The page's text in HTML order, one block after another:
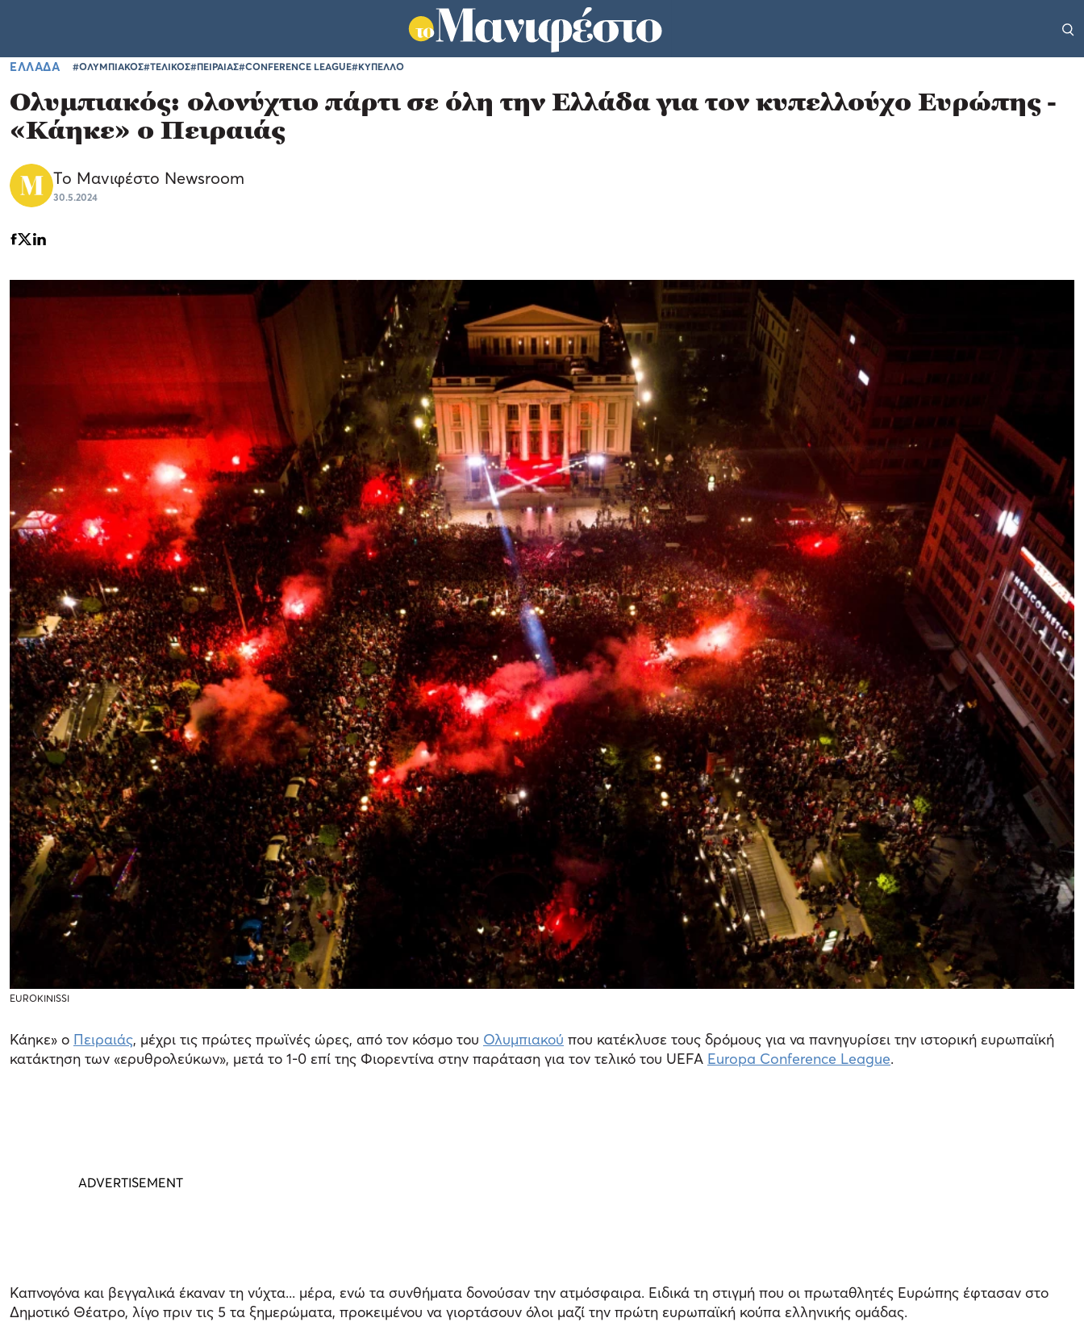
ΕΛΛΑΔΑ #ΟΛΥΜΠΙΑΚΟΣ#ΤΕΛΙΚΟΣ#ΠΕΙΡΑΙΑΣ#CONFERENCE LEAGUE#ΚΥΠΕΛΛΟ
Ολυμπιακός: ολονύχτιο πάρτι σε όλη την Ελλάδα για τον κυπελλούχο Ευρώπης -
«Κάηκε» ο Πειραιάς
Το Μανιφέστο Newsroom
30.5.2024
EUROKINISSI
Κάηκε» ο Πειραιάς, μέχρι τις πρώτες πρωϊνές ώρες, από τον κόσμο του Ολυμπιακού που κατέκλυσε τους δρόμους για να πανηγυρίσει την ιστορική ευρωπαϊκή
κατάκτηση των «ερυθρολεύκων», μετά το 1-0 επί της Φιορεντίνα στην παράταση για τον τελικό του UEFA Europa Conference League.
Καπνογόνα και βεγγαλικά έκαναν τη νύχτα... μέρα, ενώ τα συνθήματα δονούσαν την ατμόσφαιρα. Ειδικά τη στιγμή που οι πρωταθλητές Ευρώπης έφτασαν στο
Δημοτικό Θέατρο, λίγο πριν τις 5 τα ξημερώματα, προκειμένου να γιορτάσουν όλοι μαζί την πρώτη ευρωπαϊκή κούπα ελληνικής ομάδας.